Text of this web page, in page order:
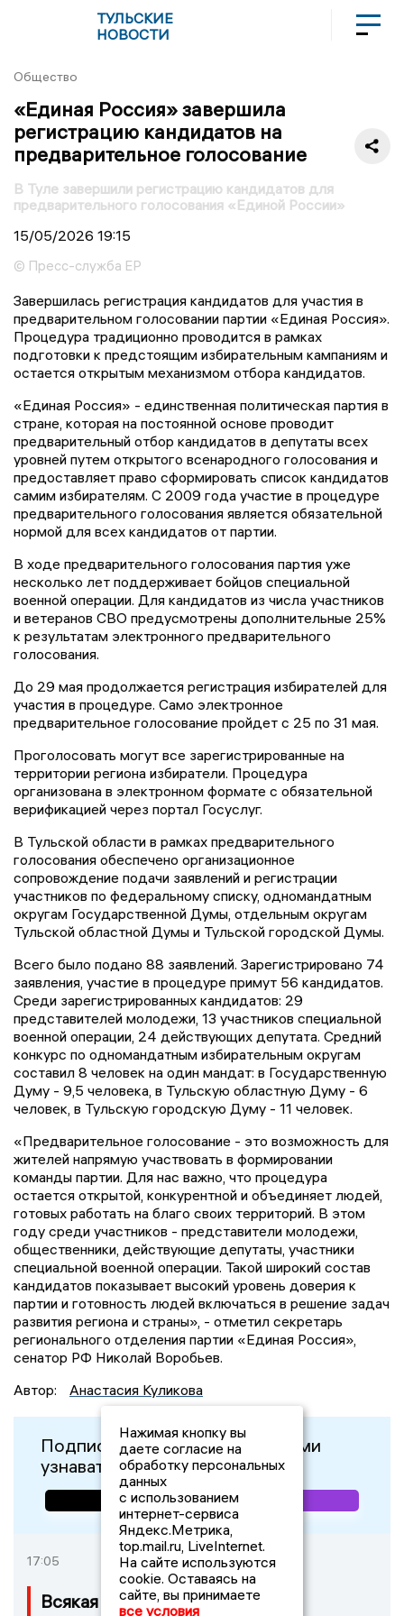
ТУЛЬСКИЕ
НОВОСТИ
Общество
«Единая Россия» завершила
регистрацию кандидатов на
предварительное голосование
В Туле завершили регистрацию кандидатов для
предварительного голосования «Единой России»
15/05/2026 19:15
© Пресс-служба ЕР
Завершилась регистрация кандидатов для участия в
предварительном голосовании партии «Единая Россия».
Процедура традиционно проводится в рамках
подготовки к предстоящим избирательным кампаниям и
остается открытым механизмом отбора кандидатов.
«Единая Россия» - единственная политическая партия в
стране, которая на постоянной основе проводит
предварительный отбор кандидатов в депутаты всех
уровней путем открытого всенародного голосования и
предоставляет право сформировать список кандидатов
самим избирателям. С 2009 года участие в процедуре
предварительного голосования является обязательной
нормой для всех кандидатов от партии.
В ходе предварительного голосования партия уже
несколько лет поддерживает бойцов специальной
военной операции. Для кандидатов из числа участников
и ветеранов СВО предусмотрены дополнительные 25%
к результатам электронного предварительного
голосования.
До 29 мая продолжается регистрация избирателей для
участия в процедуре. Само электронное
предварительное голосование пройдет с 25 по 31 мая.
Проголосовать могут все зарегистрированные на
территории региона избиратели. Процедура
организована в электронном формате с обязательной
верификацией через портал Госуслуг.
В Тульской области в рамках предварительного
голосования обеспечено организационное
сопровождение подачи заявлений и регистрации
участников по федеральному списку, одномандатным
округам Государственной Думы, отдельным округам
Тульской областной Думы и Тульской городской Думы.
Всего было подано 88 заявлений. Зарегистрировано 74
заявления, участие в процедуре примут 56 кандидатов.
Среди зарегистрированных кандидатов: 29
представителей молодежи, 13 участников специальной
военной операции, 24 действующих депутата. Средний
конкурс по одномандатным избирательным округам
составил 8 человек на один мандат: в Государственную
Думу - 9,5 человека, в Тульскую областную Думу - 6
человек, в Тульскую городскую Думу - 11 человек.
«Предварительное голосование - это возможность для
жителей напрямую участвовать в формировании
команды партии. Для нас важно, что процедура
остается открытой, конкурентной и объединяет людей,
готовых работать на благо своих территорий. В этом
году среди участников - представители молодежи,
общественники, действующие депутаты, участники
специальной военной операции. Такой широкий состав
кандидатов показывает высокий уровень доверия к
партии и готовность людей включаться в решение задач
развития региона и страны», - отметил секретарь
регионального отделения партии «Единая Россия»,
сенатор РФ Николай Воробьев.
Автор:
Анастасия Куликова
Подписывайтесь, чтобы первыми
узнавать о важном:
17:05
Всякая тульская магия имеет
Нажимая кнопку вы
даете согласие на
обработку персональных
данных
с использованием
интернет-сервиса
Яндекс.Метрика,
top.mail.ru, LiveInternet.
На сайте используются
cookie. Оставаясь на
сайте, вы принимаете
все условия